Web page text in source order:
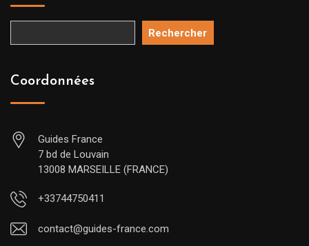
Rechercher
Coordonnées
Guides France
7 bd de Louvain
13008 MARSEILLE (FRANCE)
+33744750411
contact@guides-france.com